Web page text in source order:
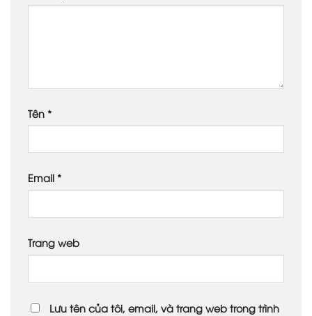
Tên *
Email *
Trang web
Lưu tên của tôi, email, và trang web trong trình